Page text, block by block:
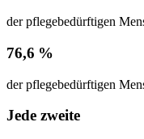
der pflegebedürftigen
76,6 %
der pflegebedürftigen
Jede zweite